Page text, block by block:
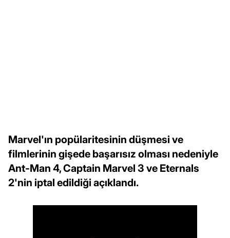
Marvel'ın popülaritesinin düşmesi ve
filmlerinin gişede başarısız olması nedeniyle
Ant-Man 4, Captain Marvel 3 ve Eternals
2'nin iptal edildiği açıklandı.